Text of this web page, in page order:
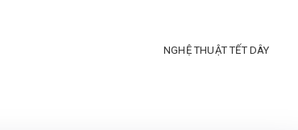
NGHỆ THUẬT TẾT DÂY